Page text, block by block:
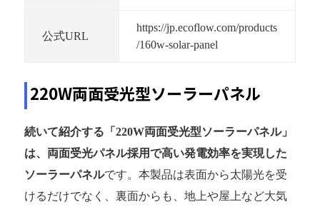
公式URL
https://jp.ecoflow.com/products
/160w-solar-panel
220W両面受光型ソーラーパネル
続いて紹介する「220W両面受光型ソーラーパネル」
は、両面受光パネル採用で高い発電効率を実現した
ソーラーパネルです。本製品は表面から太陽光を受
けるだけでなく、裏面からも、地上や屋上など大気